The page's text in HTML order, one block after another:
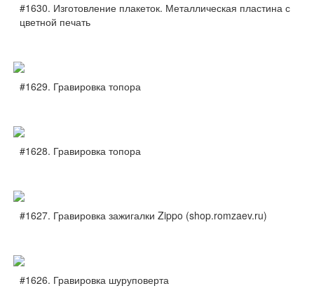
#1630. Изготовление плакеток. Металлическая пластина с
цветной печать
#1629. Гравировка топора
#1628. Гравировка топора
#1627. Гравировка зажигалки Zippo (shop.romzaev.ru)
#1626. Гравировка шуруповерта